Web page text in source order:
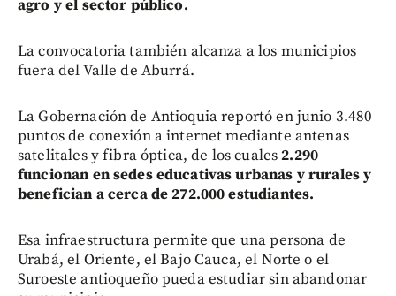
agro y el sector público.
La convocatoria también alcanza a los municipios
fuera del Valle de Aburrá.
La Gobernación de Antioquia reportó en junio 3.480
puntos de conexión a internet mediante antenas
satelitales y fibra óptica, de los cuales2.290
funcionan en sedes educativas urbanas y rurales y
benefician a cerca de 272.000 estudiantes.
Esa infraestructura permite que una persona de
Urabá, el Oriente, el Bajo Cauca, el Norte o el
Suroeste antioqueño pueda estudiar sin abandonar